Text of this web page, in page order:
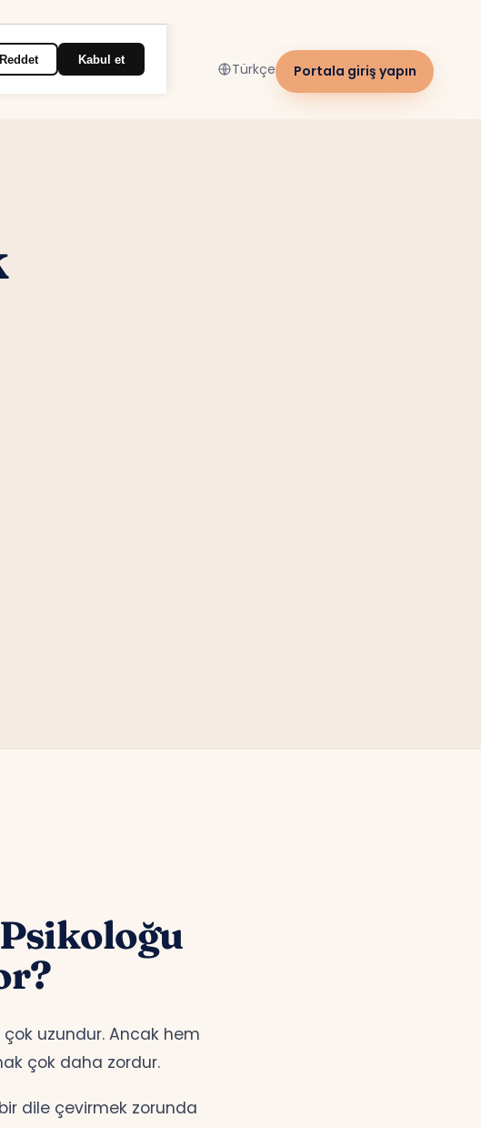
Portala giriş yapın
çok daha zordur.
da belli aile yapılarının